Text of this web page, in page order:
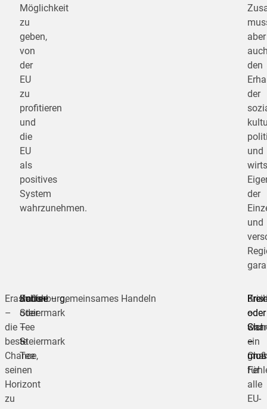
Möglichkeit
zu
geben,
von
der
EU
zu
profitieren
und
die
EU
als
positives
System
wahrzunehmen.
aber
den
der
und
der
und
Erasmus+
–
die
beste
Chance,
seinen
Horizont
zu
Kaffee
oder
Tee
–
Tee
Judenburg,
Steiermark
–
Steiermark
Schule – gemeinsames Handeln
–
war
ein
oder
–
oder
–
für
alle
EU-